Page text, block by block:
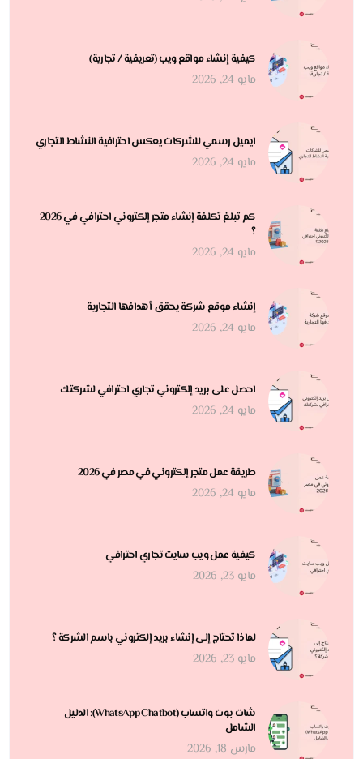
كيفية إنشاء مواقع ويب (تعريفية / تجارية)
مايو 24, 2026
ايميل رسمي للشركات يعكس احترافية النشاط التجاري
مايو 24, 2026
كم تبلغ تكلفة إنشاء متجر إلكتروني احترافي في 2026
؟
مايو 24, 2026
إنشاء موقع شركة يحقق أهدافها التجارية
مايو 24, 2026
احصل على بريد إلكتروني تجاري احترافي لشركتك
مايو 24, 2026
طريقة عمل متجر إلكتروني في مصر في 2026
مايو 24, 2026
كيفية عمل ويب سايت تجاري احترافي
مايو 23, 2026
لماذا تحتاج إلى إنشاء بريد إلكتروني باسم الشركة ؟
مايو 23, 2026
شات بوت واتساب (WhatsApp Chatbot): الدليل
الشامل
مارس 18, 2026